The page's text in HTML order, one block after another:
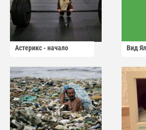
Астерикс - начало Вид